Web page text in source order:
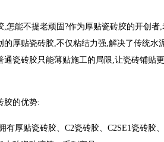
,怎能不提老顽固?作为厚贴瓷砖胶的开创
的厚贴瓷砖胶,不仅粘结力强,解决了传统水
通瓷砖胶只能薄贴施工的局限,让瓷砖铺贴
胶的优势:
有厚贴瓷砖胶、C2瓷砖胶、C2SE1瓷砖胶